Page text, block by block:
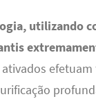
utilizando